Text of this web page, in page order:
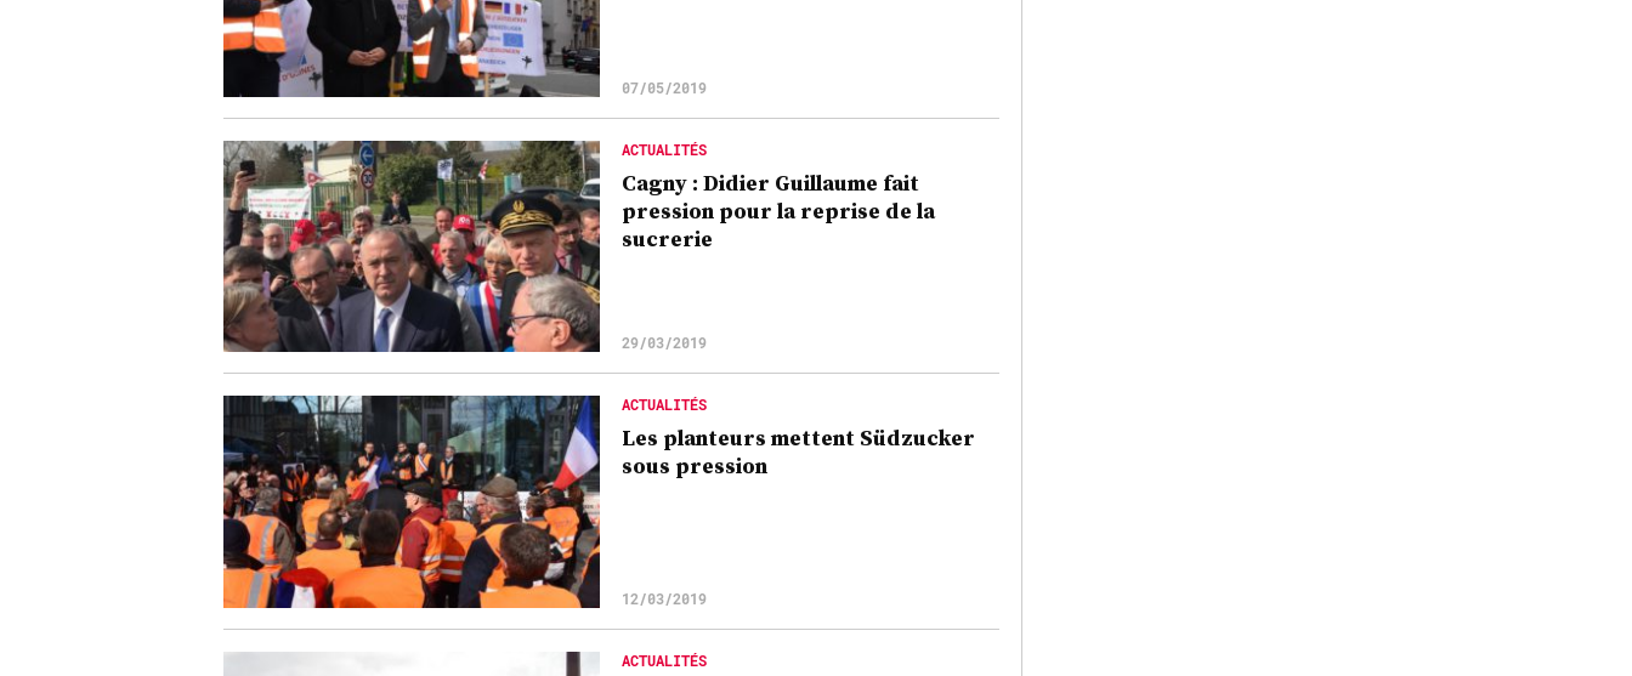
07/05/2019
ACTUALITÉS
Cagny : Didier Guillaume fait
pression pour la reprise de la
sucrerie
29/03/2019
ACTUALITÉS
Les planteurs mettent Südzucker
sous pression
12/03/2019
ACTUALITÉS